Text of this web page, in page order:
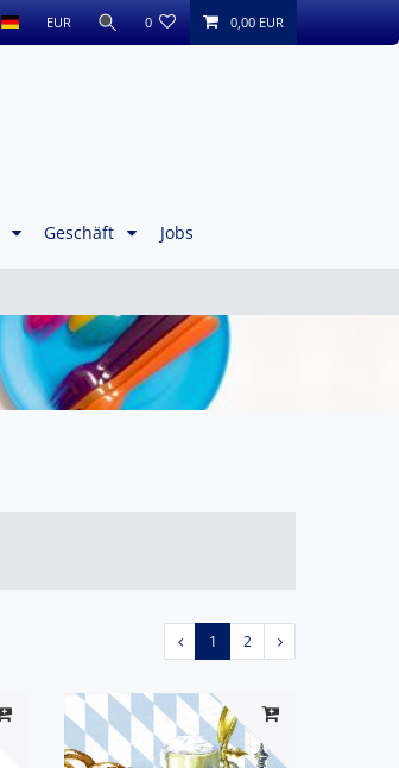
EUR 0 0,00 EUR
Geschäft Jobs
1 2